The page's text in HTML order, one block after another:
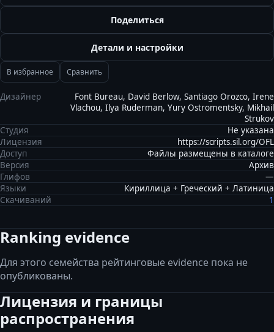
Поделиться
Детали и настройки
В избранное Сравнить
Дизайнер
Font Bureau, David Berlow, Santiago Orozco, Irene
Vlachou, Ilya Ruderman, Yury Ostromentsky, Mikhail
Strukov
Студия
Не указана
Лицензия
https://scripts.sil.org/OFL
Доступ
Файлы размещены в каталоге
Версия
Архив
Глифов
—
Языки
Кириллица + Греческий + Латиница
Скачиваний
1
Ranking evidence
Для этого семейства рейтинговые evidence пока не
опубликованы.
Лицензия и границы
распространения